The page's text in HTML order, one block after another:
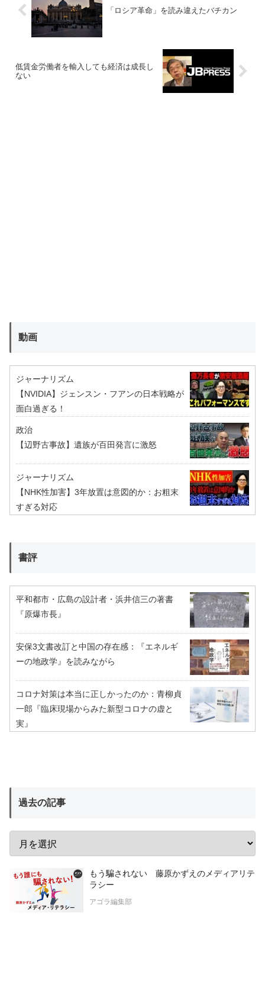
「ロシア革命」を読み違えたバチカン
低賃金労働者を輸入しても経済は成長し
ない
動画
ジャーナリズム
【NVIDIA】ジェンスン・フアンの日本戦略が
面白過ぎる！
政治
【辺野古事故】遺族が百田発言に激怒
ジャーナリズム
【NHK性加害】3年放置は意図的か：お粗末
すぎる対応
書評
平和都市・広島の設計者・浜井信三の著書
『原爆市長』
安保3文書改訂と中国の存在感：『エネルギ
ーの地政学』を読みながら
コロナ対策は本当に正しかったのか：青柳貞
一郎『臨床現場からみた新型コロナの虚と
実』
過去の記事
もう騙されない 藤原かずえのメディアリテ
ラシー
アゴラ編集部